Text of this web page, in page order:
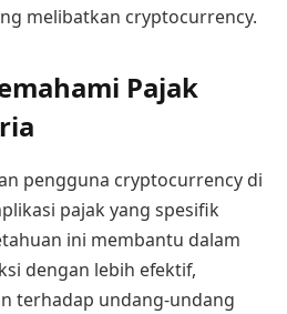
melibatkan cryptocurrency.
Pajak
pengguna cryptocurrency di
pajak yang spesifik
ini membantu dalam
dengan lebih efektif,
terhadap undang-undang